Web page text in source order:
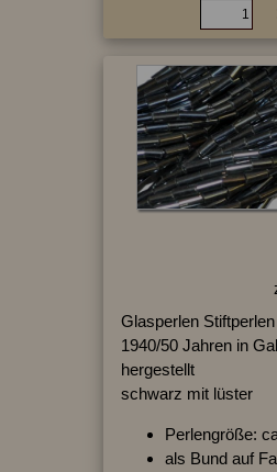
Glasperlen
1940/50 Jahren in
hergestellt
schwarz mit lüster
Perlengröße:
als Bund auf